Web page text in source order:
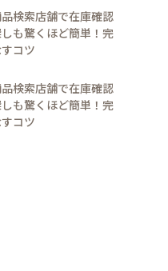
検索店舗で在庫確認
も驚くほど簡単！完
コツ
検索店舗で在庫確認
も驚くほど簡単！完
コツ